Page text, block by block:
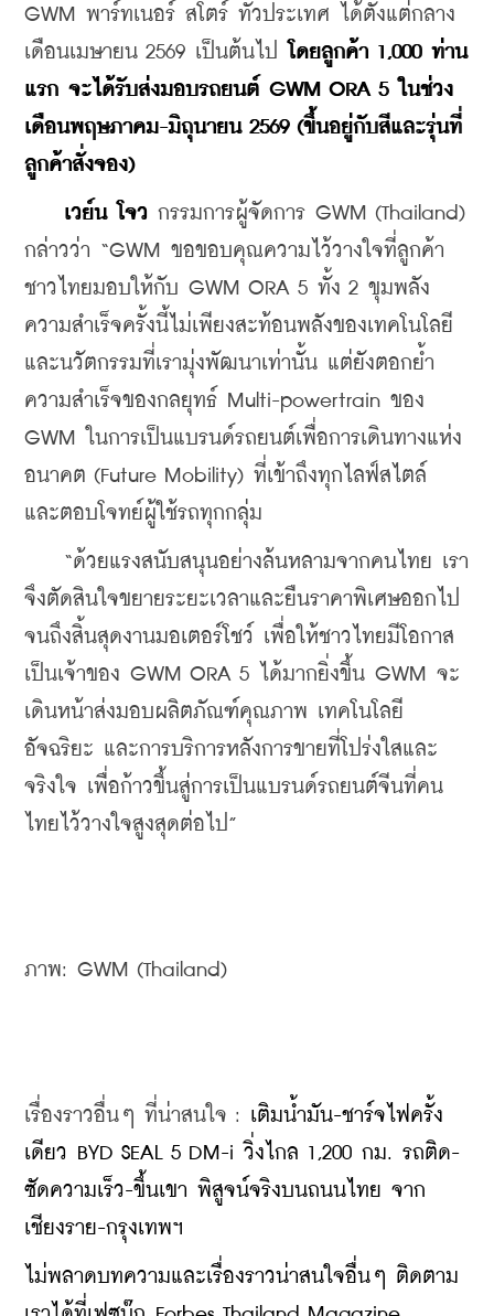
GWM พาร์ทเนอร์ สโตร์ ทั่วประเทศ ได้ตั้งแต่กลาง
เดือนเมษายน 2569 เป็นต้นไป
โดยลูกค้า 1,000 ท่าน
แรก จะได้รับส่งมอบรถยนต์ GWM ORA 5 ในช่วง
เดือนพฤษภาคม-มิถุนายน 2569 (ขึ้นอยู่กับสีและรุ่นที่
ลูกค้าสั่งจอง)
เวย์น โจว กรรมการผู้จัดการ GWM (Thailand)
กล่าวว่า “GWM ขอขอบคุณความไว้วางใจที่ลูกค้า
ชาวไทยมอบให้กับ GWM ORA 5 ทั้ง 2 ขุมพลัง
ความสำเร็จครั้งนี้ไม่เพียงสะท้อนพลังของเทคโนโลยี
และนวัตกรรมที่เรามุ่งพัฒนาเท่านั้น แต่ยังตอกย้ำ
ความสำเร็จของกลยุทธ์ Multi-powertrain ของ
GWM ในการเป็นแบรนด์รถยนต์เพื่อการเดินทางแห่ง
อนาคต (Future Mobility) ที่เข้าถึงทุกไลฟ์สไตล์
และตอบโจทย์ผู้ใช้รถทุกกลุ่ม
“ด้วยแรงสนับสนุนอย่างล้นหลามจากคนไทย เรา
จึงตัดสินใจขยายระยะเวลาและยืนราคาพิเศษออกไป
จนถึงสิ้นสุดงานมอเตอร์โชว์ เพื่อให้ชาวไทยมีโอกาส
เป็นเจ้าของ GWM ORA 5 ได้มากยิ่งขึ้น GWM จะ
เดินหน้าส่งมอบผลิตภัณฑ์คุณภาพ เทคโนโลยี
อัจฉริยะ และการบริการหลังการขายที่โปร่งใสและ
จริงใจ เพื่อก้าวขึ้นสู่การเป็นแบรนด์รถยนต์จีนที่คน
ไทยไว้วางใจสูงสุดต่อไป”
ภาพ: GWM (Thailand)
เรื่องราวอื่นๆ ที่น่าสนใจ : เติมน้ำมัน-ชาร์จไฟครั้ง
เดียว BYD SEAL 5 DM-i วิ่งไกล 1,200 กม. รถติด-
ซัดความเร็ว-ขึ้นเขา พิสูจน์จริงบนถนนไทย จาก
เชียงราย-กรุงเทพฯ
ไม่พลาดบทความและเรื่องราวน่าสนใจอื่นๆ ติดตาม